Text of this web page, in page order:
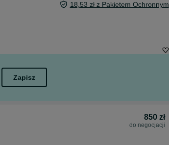
18,53 zł z Pakietem Ochronnym
Zapisz
850 zł
do negocjacji